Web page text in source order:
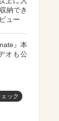
納でき
ュー
』本
オも公
ック